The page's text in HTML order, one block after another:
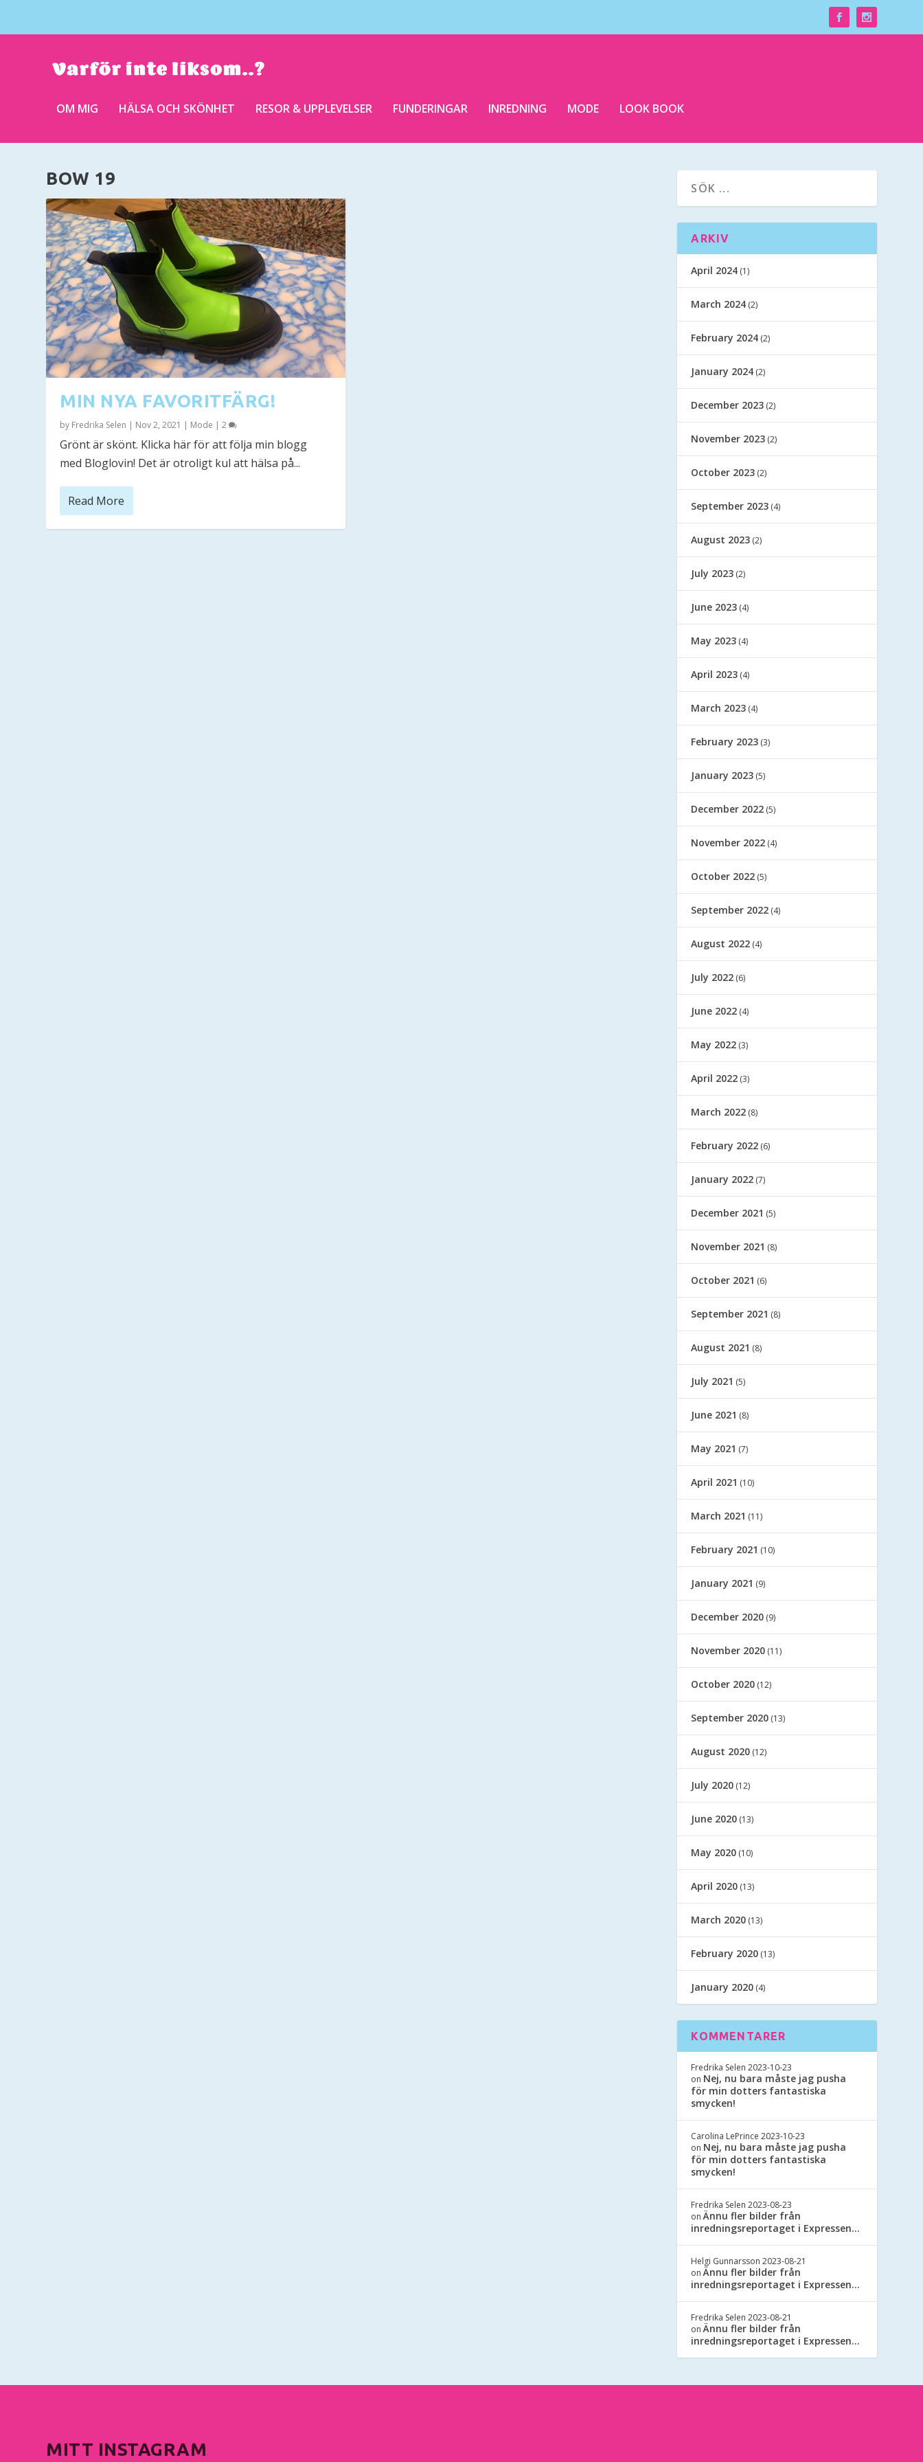
OM MIG HÄLSA OCH SKÖNHET RESOR & UPPLEVELSER FUNDERINGAR INREDNING MODE LOOK BOOK
BOW 19
MIN NYA FAVORITFÄRG!
by Fredrika Selen | Nov 2, 2021 | Mode |2
Grönt är skönt. Klicka här för att följa min blogg
med Bloglovin! Det är otroligt kul att hälsa på...
Read More
ARKIV
April 2024 (1)
March 2024 (2)
February 2024 (2)
January 2024 (2)
December 2023 (2)
November 2023 (2)
October 2023 (2)
September 2023 (4)
August 2023 (2)
July 2023 (2)
June 2023 (4)
May 2023 (4)
April 2023 (4)
March 2023 (4)
February 2023 (3)
January 2023 (5)
December 2022 (5)
November 2022 (4)
October 2022 (5)
September 2022 (4)
August 2022 (4)
July 2022 (6)
June 2022 (4)
May 2022 (3)
April 2022 (3)
March 2022 (8)
February 2022 (6)
January 2022 (7)
December 2021 (5)
November 2021 (8)
October 2021 (6)
September 2021 (8)
August 2021 (8)
July 2021 (5)
June 2021 (8)
May 2021 (7)
April 2021 (10)
March 2021 (11)
February 2021 (10)
January 2021 (9)
December 2020 (9)
November 2020 (11)
October 2020 (12)
September 2020 (13)
August 2020 (12)
July 2020 (12)
June 2020 (13)
May 2020 (10)
April 2020 (13)
March 2020 (13)
February 2020 (13)
January 2020 (4)
KOMMENTARER
Fredrika Selen 2023-10-23
on Nej, nu bara måste jag pusha
för min dotters fantastiska
smycken!
Carolina LePrince 2023-10-23
on Nej, nu bara måste jag pusha
för min dotters fantastiska
smycken!
Fredrika Selen 2023-08-23
onÄnnu fler bilder från
inredningsreportaget i Expressen…
Helgi Gunnarsson 2023-08-21
onÄnnu fler bilder från
inredningsreportaget i Expressen…
Fredrika Selen 2023-08-21
onÄnnu fler bilder från
inredningsreportaget i Expressen…
MITT INSTAGRAM